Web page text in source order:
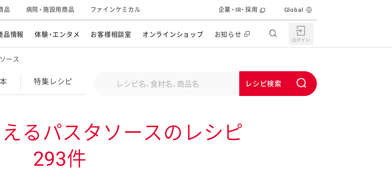
シピ
おすすめの特設サイト
キユーピー マヨネーズキッチン
おうちで作るポテトサラダ
品情報
ッシングなど
その他の商品サイト
体験・エンタメ
キャンペーン・イベント
お客様相談室 オンラインショップ
キユーピーウエルネス
お知らせ
品 病院・施設用商品 ファインケミカル 企業・IR・採用
グループの事業 食育活動
Global
ース
特集 レシピ
るパスタソースのレシピ
293件